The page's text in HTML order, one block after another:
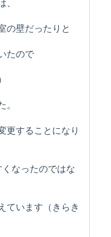
、
の壁だったりと
たので
。
更することになり
なったのではな
ています（きらき